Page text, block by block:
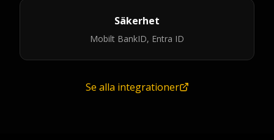
Säkerhet
Mobilt BankID, Entra ID
Se alla integrationer